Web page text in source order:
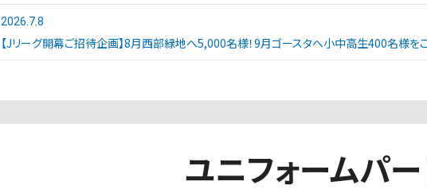
2026.7.8
【Jリーグ開幕ご招待企画】8月西部緑地へ5,000名様！9月ゴースタへ小中高生400名様を
ユニフォームパ